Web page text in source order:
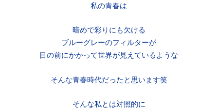
私の青春は
暗めで彩りにも欠ける
ブルーグレーのフィルターが
目の前にかかって世界が見えているような
そんな青春時代だったと思います笑
そんな私とは対照的に